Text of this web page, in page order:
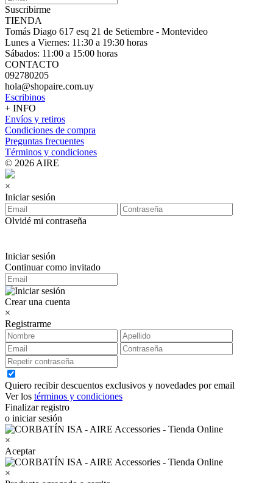
Suscribirme
TIENDA
Tomás Diago 617 esq 21 de Setiembre - Montevideo
Lunes a Viernes: 11:30 a 19:30 horas
Sábados: 11:00 a 15:00 horas
CONTACTO
092780205
hola@shopaire.com.uy
Escribinos
+ INFO
Envíos y retiros
Condiciones de compra
Preguntas frecuentes
Términos y condiciones
© 2026 AIRE
×
Iniciar sesión
Olvidé mi contraseña
Iniciar sesión
Continuar como invitado
Crear una cuenta
×
Registrarme
Quiero recibir descuentos exclusivos y novedades por email
Ver los términos y condiciones
Finalizar registro
o iniciar sesión
×
Aceptar
×